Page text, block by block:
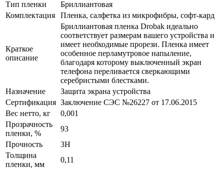
Тип пленки
Бриллиантовая
Комплектация
Пленка, салфетка из микрофибры, софт-кард
Краткое
описание
Бриллиантовая пленка Drobak идеально
соответствует размерам вашего устройства и
имеет необходимые прорези. Пленка имеет
особенное перламутровое напыление,
благодаря которому выключенный экран
телефона переливается сверкающими
серебристыми блестками.
Назначение
Защита экрана устройства
Сертификация Заключение СЭС №26227 от 17.06.2015
Вес нетто, кг
0,001
Прозрачность
пленки, %
93
Прочность
3H
Толщина
пленки, мм
0,11